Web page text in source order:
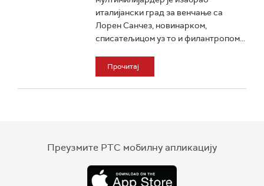
италијански град за венчање са
Лорен Санчез, новинарком,
списатељицом уз то и филантропом...
Прочитај
Преузмите РТС мобилну апликацију